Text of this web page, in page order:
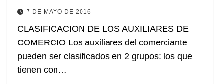
7 DE MAYO DE 2016
CLASIFICACION DE LOS AUXILIARES DE
COMERCIO Los auxiliares del comerciante
pueden ser clasificados en 2 grupos: los que
tienen con…